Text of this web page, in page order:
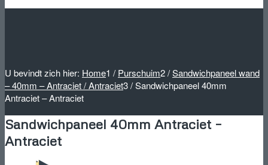
U bevindt zich hier: Home1 / Purschuim2/Sandwichpaneel wand
– 40mm – Antraciet / Antraciet3/Sandwichpaneel 40mm
Antraciet – Antraciet
Sandwichpaneel 40mm Antraciet –
Antraciet